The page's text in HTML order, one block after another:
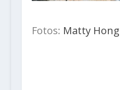
Fotos: Matty Hong